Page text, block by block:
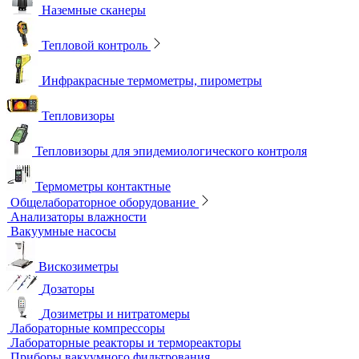
Наземные сканеры
Тепловой контроль
Инфракрасные термометры, пирометры
Тепловизоры
Тепловизоры для эпидемиологического контроля
Термометры контактные
Общелабораторное оборудование
Вакуумные насосы
Вискозиметры
Дозаторы